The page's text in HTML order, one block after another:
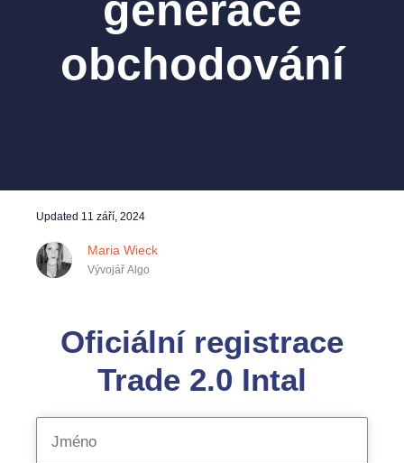
obchodování
Updated 11 září, 2024
Maria Wieck
Vývojář Algo
Oficiální registrace
Trade 2.0 Intal